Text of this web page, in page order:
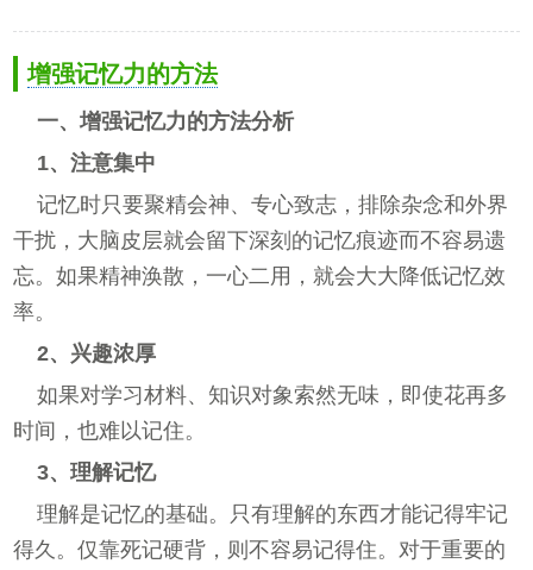
增强记忆力的方法
一、增强记忆力的方法分析
1、注意集中
记忆时只要聚精会神、专心致志，排除杂念和外界
干扰，大脑皮层就会留下深刻的记忆痕迹而不容易遗
忘。如果精神涣散，一心二用，就会大大降低记忆效
率。
2、兴趣浓厚
如果对学习材料、知识对象索然无味，即使花再多
时间，也难以记住。
3、理解记忆
理解是记忆的基础。只有理解的东西才能记得牢记
得久。仅靠死记硬背，则不容易记得住。对于重要的